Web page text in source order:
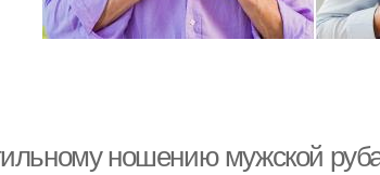
ношению мужской